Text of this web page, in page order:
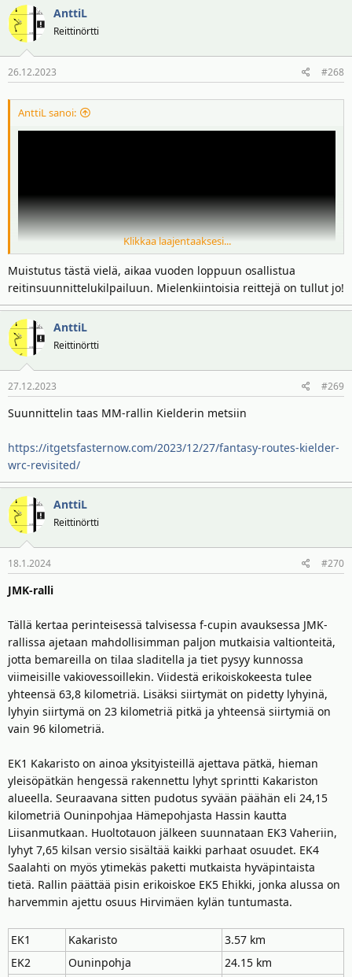
AnttiL
Reittinörtti
26.12.2023 #268
AnttiL sanoi:
Nyt pääsee sit suunnitteleen Jyskälää!
Klikkaa laajentaaksesi...
Muistutus tästä vielä, aikaa vuoden loppuun osallistua
reitinsuunnittelukilpailuun. Mielenkiintoisia reittejä on tullut jo!
AnttiL
Reittinörtti
27.12.2023 #269
Suunnittelin taas MM-rallin Kielderin metsiin
https://itgetsfasternow.com/2023/12/27/fantasy-routes-kielder-
wrc-revisited/
AnttiL
Reittinörtti
18.1.2024 #270
JMK-ralli
Tällä kertaa perinteisessä talvisessa f-cupin avauksessa JMK-
rallissa ajetaan mahdollisimman paljon mutkaisia valtionteitä,
jotta bemareilla on tilaa sladitella ja tiet pysyy kunnossa
viimeisille vakiovessoillekin. Viidestä erikoiskokeesta tulee
yhteensä 63,8 kilometriä. Lisäksi siirtymät on pidetty lyhyinä,
lyhyin siirtymä on 23 kilometriä pitkä ja yhteensä siirtymiä on
vain 96 kilometriä.
EK1 Kakaristo on ainoa yksityisteillä ajettava pätkä, hieman
yleisöpätkän hengessä rakennettu lyhyt sprintti Kakariston
alueella. Seuraavana sitten pudotus syvään päähän eli 24,15
kilometriä Ouninpohjaa Hämepohjasta Hassin kautta
Liisanmutkaan. Huoltotauon jälkeen suunnataan EK3 Vaheriin,
lyhyt 7,65 kilsan versio sisältää kaikki parhaat osuudet. EK4
Saalahti on myös ytimekäs paketti mutkaista hyväpintaista
tietä. Rallin päättää pisin erikoiskoe EK5 Ehikki, jonka alussa on
harvemmin ajettu osuus Hirvimäen kylän tuntumasta.
EK1 Kakaristo
3.57 km
EK2
Ouninpohja
24.15 km